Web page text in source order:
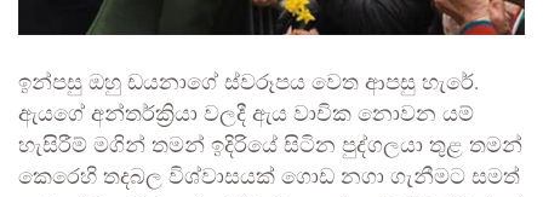
ඉන්පසු ඔහු ඩයනාගේ ස්වරූපය වෙත ආපසු හැරේ.
ඇයගේ අන්තර්ක්‍රියා වලදී ඇය වාචික නොවන යම්
හැසිරීම් මගින් තමන් ඉදිරියේ සිටින පුද්ගලයා තුළ තමන්
කෙරෙහි තදබල විශ්වාසයක් ගොඩ නගා ගැනීමට සමත්